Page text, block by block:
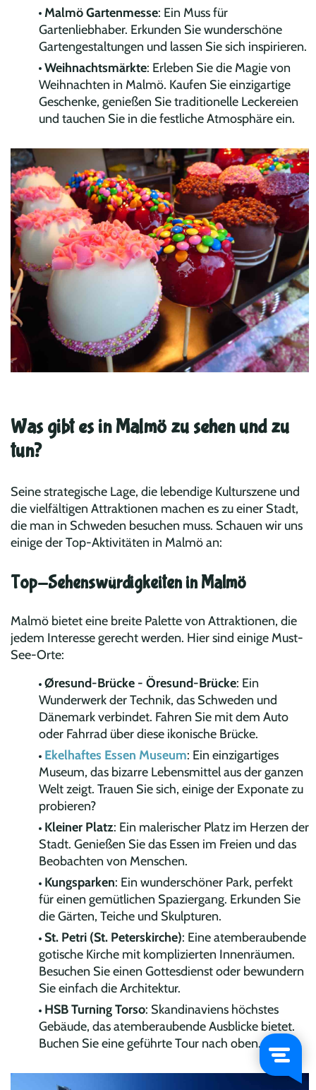
Malmö Gartenmesse: Ein Muss für
Gartenliebhaber. Erkunden Sie wunderschöne
Gartengestaltungen und lassen Sie sich inspirieren.
Weihnachtsmärkte: Erleben Sie die Magie von
Weihnachten in Malmö. Kaufen Sie einzigartige
Geschenke, genießen Sie traditionelle Leckereien
und tauchen Sie in die festliche Atmosphäre ein.
Was gibt es in Malmö zu sehen und zu
tun?
Seine strategische Lage, die lebendige Kulturszene und
die vielfältigen Attraktionen machen es zu einer Stadt,
die man in Schweden besuchen muss. Schauen wir uns
einige der Top-Aktivitäten in Malmö an:
Top-Sehenswürdigkeiten in Malmö
Malmö bietet eine breite Palette von Attraktionen, die
jedem Interesse gerecht werden. Hier sind einige Must-
See-Orte:
Øresund-Brücke - Öresund-Brücke: Ein
Wunderwerk der Technik, das Schweden und
Dänemark verbindet. Fahren Sie mit dem Auto
oder Fahrrad über diese ikonische Brücke.
Ekelhaftes Essen Museum: Ein einzigartiges
Museum, das bizarre Lebensmittel aus der ganzen
Welt zeigt. Trauen Sie sich, einige der Exponate zu
probieren?
Kleiner Platz: Ein malerischer Platz im Herzen der
Stadt. Genießen Sie das Essen im Freien und das
Beobachten von Menschen.
Kungsparken: Ein wunderschöner Park, perfekt
für einen gemütlichen Spaziergang. Erkunden Sie
die Gärten, Teiche und Skulpturen.
St. Petri (St. Peterskirche): Eine atemberaubende
gotische Kirche mit komplizierten Innenräumen.
Besuchen Sie einen Gottesdienst oder bewundern
Sie einfach die Architektur.
HSB Turning Torso: Skandinaviens höchstes
Gebäude, das atemberaubende Ausblicke bietet.
Buchen Sie eine geführte Tour nach oben.